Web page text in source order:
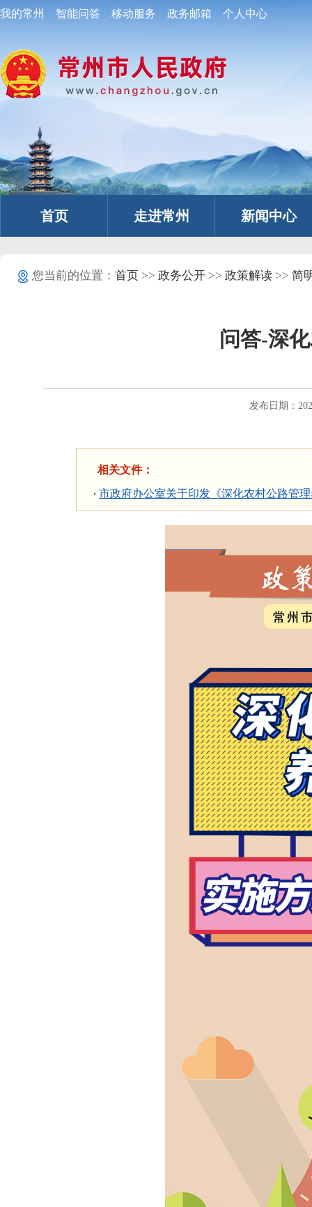
我的常州 智能问答 移动服务 政务邮箱 个人中心
首页 走进常州 新闻中心
您当前的位置： 首页>> 政务公开>> 政策解读>> 简
问答-深
发布日期：
相关文件：
市政府办公室关于印发《深化农村公路管